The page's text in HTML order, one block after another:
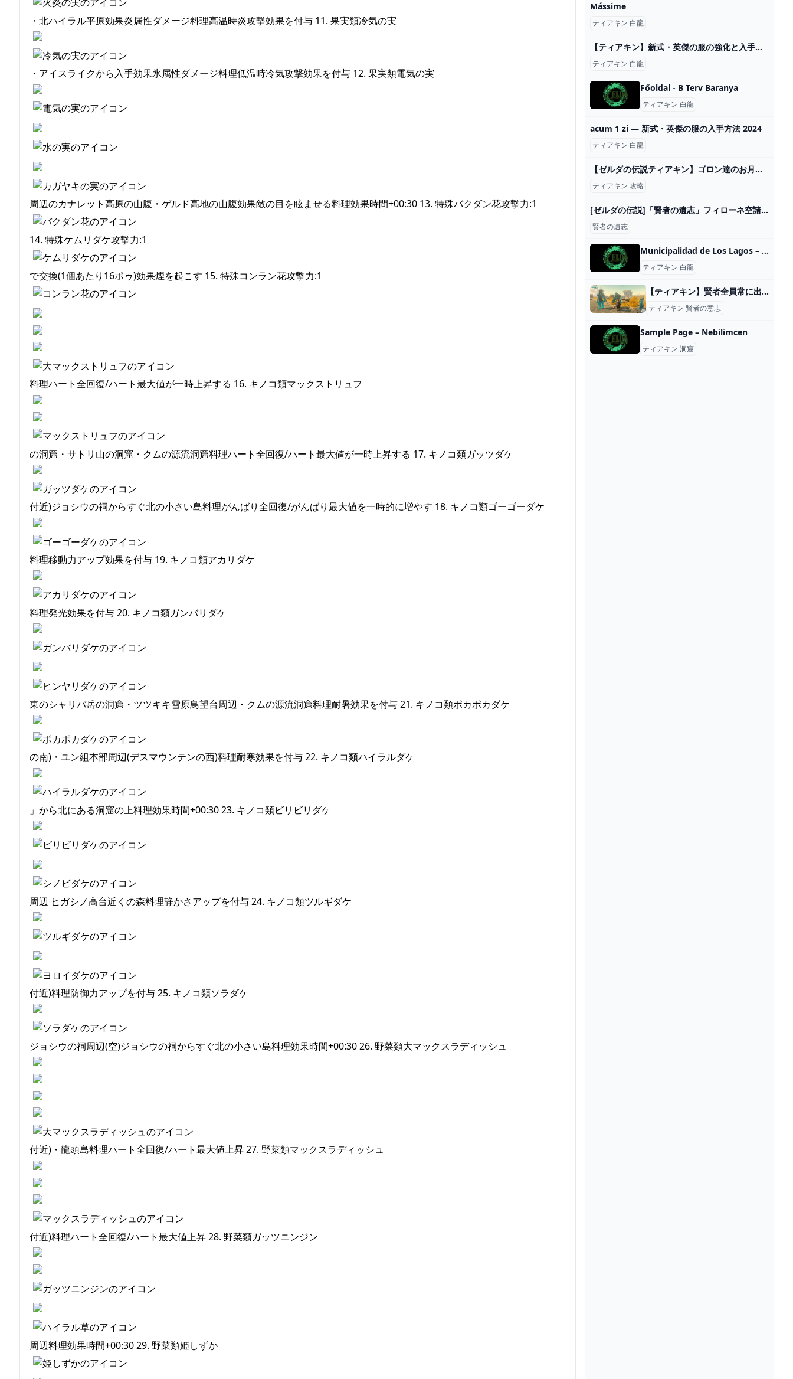
・北ハイラル平原効果炎属性ダメージ料理高温時炎攻撃効果を付与 11. 果実類冷気の実
・アイスライクから入手効果氷属性ダメージ料理低温時冷気攻撃効果を付与 12. 果実類電気の実
周辺のカナレット高原の山腹・ゲルド高地の山腹効果敵の目を眩ませる料理効果時間+00:30 13. 特殊バクダン花攻撃力:1
14. 特殊ケムリダケ攻撃力:1
で交換(1個あたり16ポゥ)効果煙を起こす 15. 特殊コンラン花攻撃力:1
料理ハート全回復/ハート最大値が一時上昇する 16. キノコ類マックストリュフ
の洞窟・サトリ山の洞窟・クムの源流洞窟料理ハート全回復/ハート最大値が一時上昇する 17. キノコ類ガッツダケ
付近)ジョシウの祠からすぐ北の小さい島料理がんばり全回復/がんばり最大値を一時的に増やす 18. キノコ類ゴーゴーダケ
料理移動力アップ効果を付与 19. キノコ類アカリダケ
料理発光効果を付与 20. キノコ類ガンバリダケ
東のシャリバ岳の洞窟・ツツキキ雪原鳥望台周辺・クムの源流洞窟料理耐暑効果を付与 21. キノコ類ポカポカダケ
の南)・ユン組本部周辺(デスマウンテンの西)料理耐寒効果を付与 22. キノコ類ハイラルダケ
」から北にある洞窟の上料理効果時間+00:30 23. キノコ類ビリビリダケ
周辺 ヒガシノ高台近くの森料理静かさアップを付与 24. キノコ類ツルギダケ
付近)料理防御力アップを付与 25. キノコ類ソラダケ
ジョシウの祠周辺(空)ジョシウの祠からすぐ北の小さい島料理効果時間+00:30 26. 野菜類大マックスラディッシュ
付近)・龍頭島料理ハート全回復/ハート最大値上昇 27. 野菜類マックスラディッシュ
付近)料理ハート全回復/ハート最大値上昇 28. 野菜類ガッツニンジン
周辺料理効果時間+00:30 29. 野菜類姫しずか
Mássime
ティアキン 白龍
【ティアキン】新式・英傑の服の強化と入手場所【ゼルダの伝説ティアーズオブザキングダム】 - ゲームウィズ
ティアキン 白龍
Főoldal - B Terv Baranya
ティアキン 白龍
acum 1 zi — 新式・英傑の服の入手方法 2024
ティアキン 白龍
【ゼルダの伝説ティアキン】ゴロン達のお月見の場所・攻略方法を解説！ - YouTube
ティアキン 攻略
[ゼルダの伝説]「賢者の遺志」フィローネ空諸島のブロックゴーレム持つ - YouTube
賢者の遺志
Municipalidad de Los Lagos – Sitio oficial de la Municipalidad de Los Lagos
ティアキン 白龍
【ティアキン】賢者全員常に出してる俺ってもしかして少数派なのか？【ティアーズオブザキングダム】 ゼルダの伝説ティアーズオブザキングダム(ティアキン)攻略まとめ-コログ速報
ティアキン 賢者の意志
Sample Page – Nebilimcen
ティアキン 洞窟